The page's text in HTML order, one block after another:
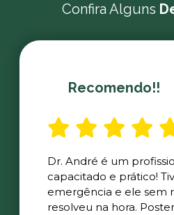
Confira Alguns
Recomendo!!
Dr. André é um
capacitado e prático!
emergência e ele sem
resolveu na hora.